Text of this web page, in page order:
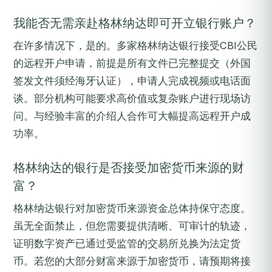
我能否无需亲赴格林纳达即可开立银行账户？
在许多情况下，是的。多家格林纳达银行接受CBI公民
的远程开户申请，前提是所有文件已完整提交（外国
签发文件须经海牙认证），申请人完成视频或电话面
谈。部分机构可能要求高价值或复杂账户进行现场访
问。与经验丰富的介绍人合作可大幅提高远程开户成
功率。
格林纳达的银行是否接受加密货币来源的财
富？
格林纳达银行对加密货币来源资金总体持保守态度。
虽无全面禁止，但您需要提供清晰、可审计的轨迹，
证明数字资产已通过受监管的交易所兑换为法定货
币。若您的大部分财富来源于加密货币，请预期将接